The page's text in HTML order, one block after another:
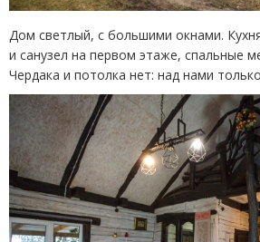
Дом светлый, с большими окнами.
и санузел на первом этаже, спальные
Чердака и потолка нет: над нами